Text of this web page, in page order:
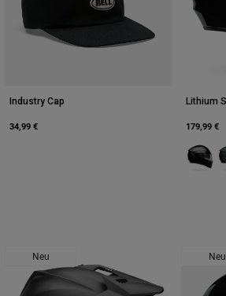
Industry Cap
34,99 €
Lithium
179,99 €
Neu Neu